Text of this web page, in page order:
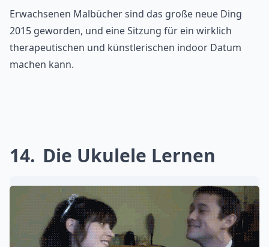
Erwachsenen Malbücher sind das große neue Ding
2015 geworden, und eine Sitzung für ein wirklich
therapeutischen und künstlerischen indoor Datum
machen kann.
14 Die Ukulele Lernen